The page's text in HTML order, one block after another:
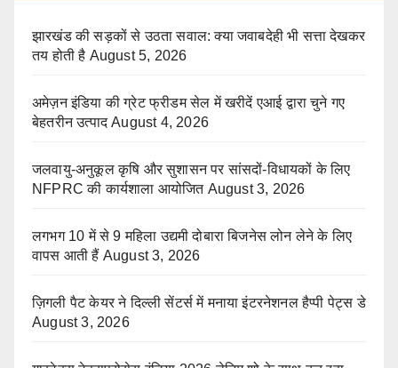
झारखंड की सड़कों से उठता सवाल: क्या जवाबदेही भी सत्ता देखकर
तय होती है August 5, 2026
अमेज़न इंडिया की ग्रेट फ्रीडम सेल में खरीदें एआई द्वारा चुने गए
बेहतरीन उत्पाद August 4, 2026
जलवायु-अनुकूल कृषि और सुशासन पर सांसदों-विधायकों के लिए
NFPRC की कार्यशाला आयोजित August 3, 2026
लगभग 10 में से 9 महिला उद्यमी दोबारा बिजनेस लोन लेने के लिए
वापस आती हैं August 3, 2026
ज़िगली पैट केयर ने दिल्ली सेंटर्स में मनाया इंटरनेशनल हैप्पी पेट्स डे
August 3, 2026